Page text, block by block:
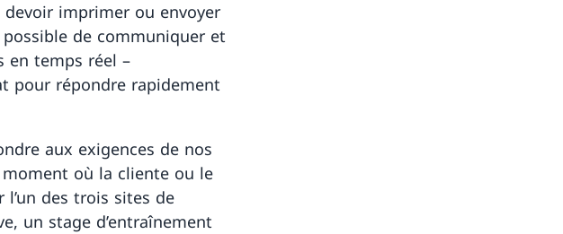
imprimer ou envoyer
de communiquer et
en temps réel –
pour répondre rapidement
aux exigences de nos
moment où la cliente ou le
des trois sites de
un stage d’entraînement